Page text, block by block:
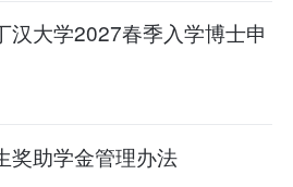
汉大学2027春季入学博士申
奖助学金管理办法